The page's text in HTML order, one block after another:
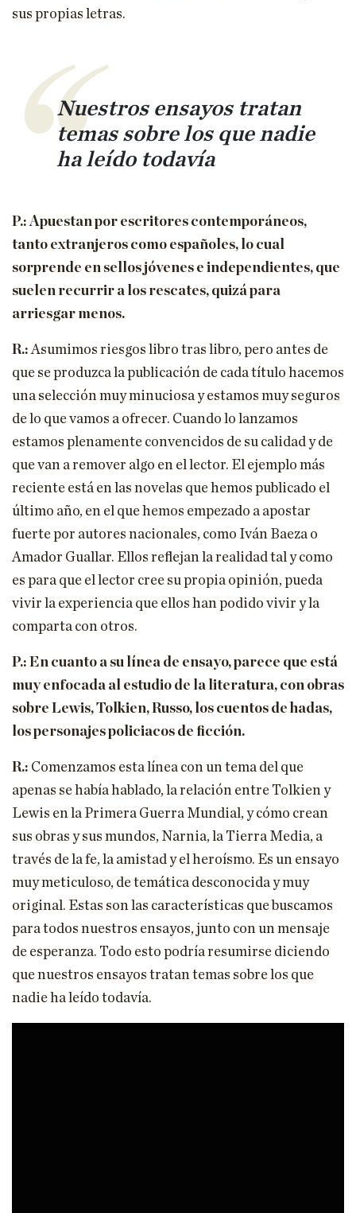
sus propias letras.
Nuestros ensayos tratan
temas sobre los que nadie
ha leído todavía
P.: Apuestan por escritores contemporáneos,
tanto extranjeros como españoles, lo cual
sorprende en sellos jóvenes e independientes, que
suelen recurrir a los rescates, quizá para
arriesgar menos.
R.:Asumimos riesgos libro tras libro, pero antes de
que se produzca la publicación de cada título hacemos
una selección muy minuciosa y estamos muy seguros
de lo que vamos a ofrecer. Cuando lo lanzamos
estamos plenamente convencidos de su calidad y de
que van a remover algo en el lector. El ejemplo más
reciente está en las novelas que hemos publicado el
último año, en el que hemos empezado a apostar
fuerte por autores nacionales, como Iván Baeza o
Amador Guallar. Ellos reflejan la realidad tal y como
es para que el lector cree su propia opinión, pueda
vivir la experiencia que ellos han podido vivir y la
comparta con otros.
P.: En cuanto a su línea de ensayo, parece que está
muy enfocada al estudio de la literatura, con obras
sobre Lewis, Tolkien, Russo, los cuentos de hadas,
los personajes policiacos de ficción.
R.: Comenzamos esta línea con un tema del que
apenas se había hablado, la relación entre Tolkien y
Lewis en la Primera Guerra Mundial, y cómo crean
sus obras y sus mundos, Narnia, la Tierra Media, a
través de la fe, la amistad y el heroísmo. Es un ensayo
muy meticuloso, de temática desconocida y muy
original. Estas son las características que buscamos
para todos nuestros ensayos, junto con un mensaje
de esperanza. Todo esto podría resumirse diciendo
que nuestros ensayos tratan temas sobre los que
nadie ha leído todavía.